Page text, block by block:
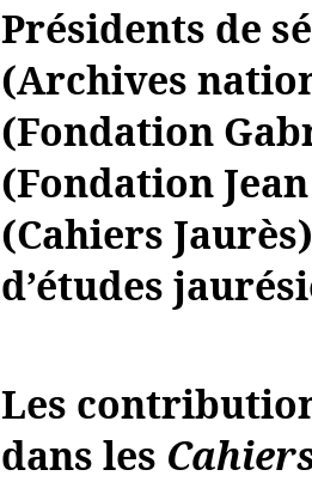
Présidents de
(Archives
(Fondation
(Fondation
(Cahiers
d’études
Les
dans les